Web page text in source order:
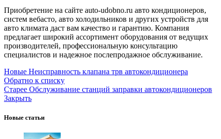
Приобретение на сайте auto-udobno.ru авто кондиционеров,
систем вебасто, авто холодильников и других устройств для
авто климата даст вам качество и гарантию. Компания
предлагает широкий ассортимент оборудования от ведущих
производителей, профессиональную консультацию
специалистов и надежное послепродажное обслуживание.
Новые Неисправность клапана трв автокондиционера
Обратно к списку
Старее Обслуживание станций заправки автокондиционеров
Закрыть
Новые статьи